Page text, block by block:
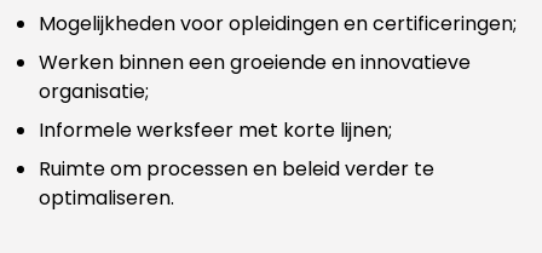
Mogelijkheden voor opleidingen en certificeringen;
Werken binnen een groeiende en innovatieve
organisatie;
Informele werksfeer met korte lijnen;
Ruimte om processen en beleid verder te
optimaliseren.